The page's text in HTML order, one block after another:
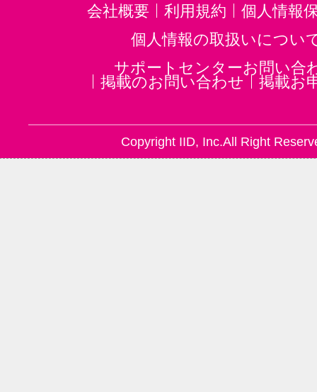
会社概要 利用規約
個人情報
個人情報の取扱いについ
サポートセンターお問い合
掲載のお問い合わせ
掲載お
Copyright IID, Inc.All Right